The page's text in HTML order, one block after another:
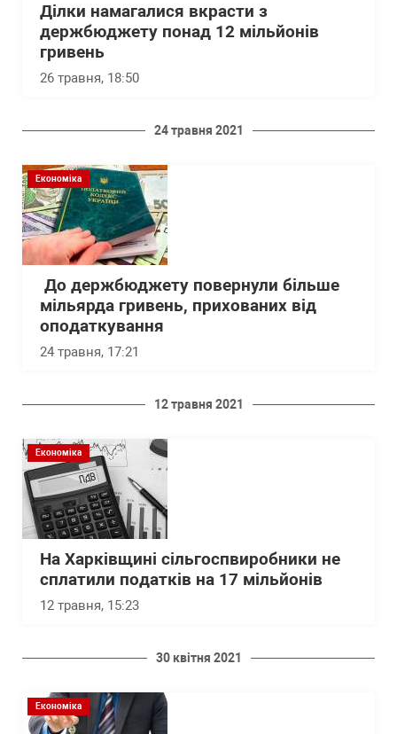
Ділки намагалися вкрасти з
держбюджету понад 12 мільйонів
гривень
26 травня, 18:50
24 травня 2021
Економіка
До держбюджету повернули більше
мільярда гривень, прихованих від
оподаткування
24 травня, 17:21
12 травня 2021
Економіка
На Харківщині сільгоспвиробники не
сплатили податків на 17 мільйонів
12 травня, 15:23
30 квітня 2021
Економіка